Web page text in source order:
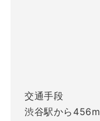
交通手段
渋谷駅から456m